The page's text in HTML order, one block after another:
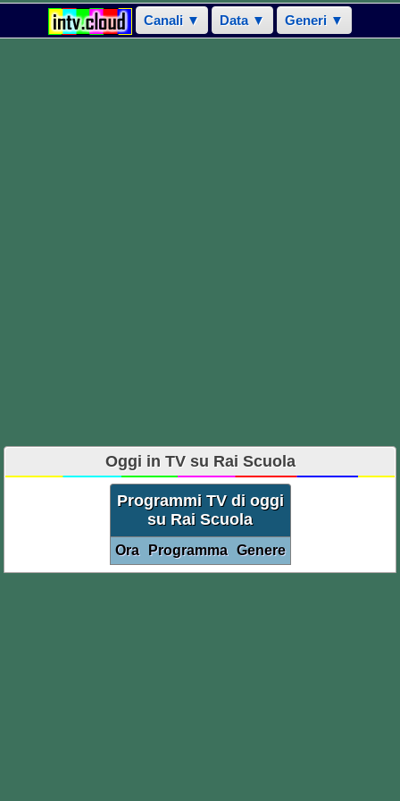
Canali ▼ Data ▼ Generi ▼
Oggi in TV su Rai Scuola
Programmi TV di oggi
su Rai Scuola
Ora Programma Genere